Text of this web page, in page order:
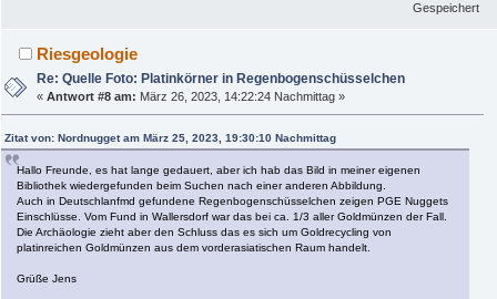
Gespeichert
Riesgeologie
Re: Quelle Foto: Platinkörner in Regenbogenschüsselchen
«Antwort #8 am: März 26, 2023, 14:22:24 Nachmittag »
Zitat von: Nordnugget am März 25, 2023, 19:30:10 Nachmittag
Hallo Freunde, es hat lange gedauert, aber ich hab das Bild in meiner eigenen
Bibliothek wiedergefunden beim Suchen nach einer anderen Abbildung.
Auch in Deutschlanfmd gefundene Regenbogenschüsselchen zeigen PGE Nuggets
Einschlüsse. Vom Fund in Wallersdorf war das bei ca. 1/3 aller Goldmünzen der Fall.
Die Archäologie zieht aber den Schluss das es sich um Goldrecycling von
platinreichen Goldmünzen aus dem vorderasiatischen Raum handelt.
Grüße Jens